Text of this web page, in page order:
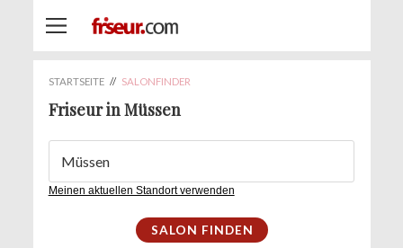
STARTSEITE // SALONFINDER
Friseur in Müssen
Meinen aktuellen Standort verwenden